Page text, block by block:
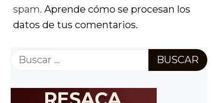
spam. Aprende cómo se procesan los
datos de tus comentarios.
Buscar: